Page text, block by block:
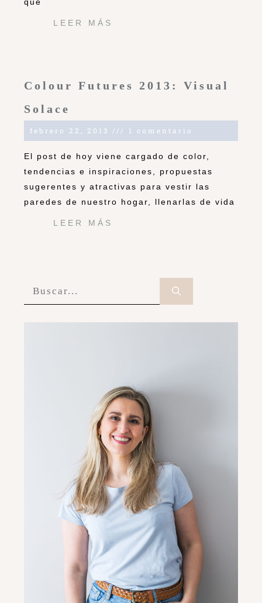
que
LEER MÁS
Colour Futures 2013: Visual
Solace
febrero 22, 2013 1 comentario
El post de hoy viene cargado de color,
tendencias e inspiraciones, propuestas
sugerentes y atractivas para vestir las
paredes de nuestro hogar, llenarlas de vida
LEER MÁS